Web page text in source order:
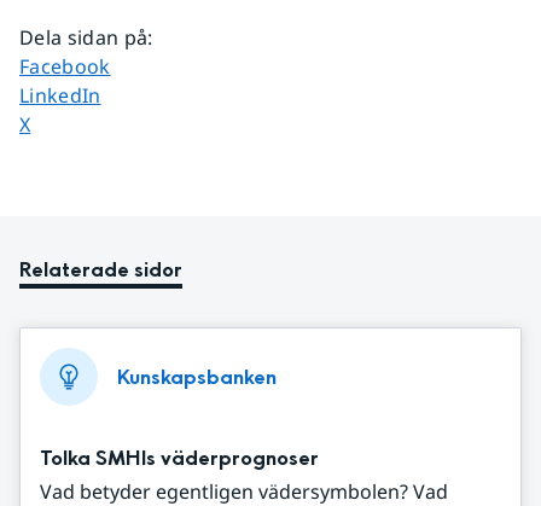
Dela sidan på:
Dela sidan på
Facebook
Dela sidan på
LinkedIn
Dela sidan på
X
Relaterade sidor
Kunskapsbanken
Tolka SMHIs väderprognoser
Vad betyder egentligen vädersymbolen? Vad